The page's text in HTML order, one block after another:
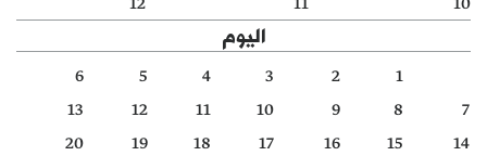
الأرشيف
اليوم
1
2
3
4
5
6
7
8
9
10
11
12
13
14
15
16
17
18
19
20